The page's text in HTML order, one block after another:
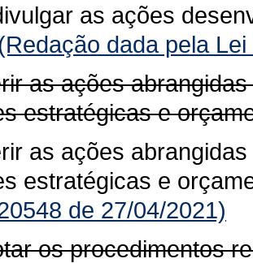
as ações
dada pela
as ações
estratégicas e
as ações
estratégicas e
de 27/04/2021)
os procedimentos